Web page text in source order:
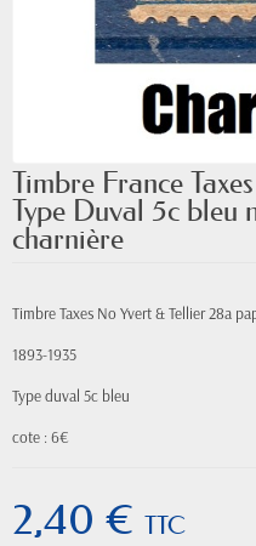
Timbre France
Type Duval 5c bleu
charnière
Timbre Taxes No Yvert & Tellier 28a
1893-1935
Type duval 5c bleu
cote : 6€
2,40 € TTC